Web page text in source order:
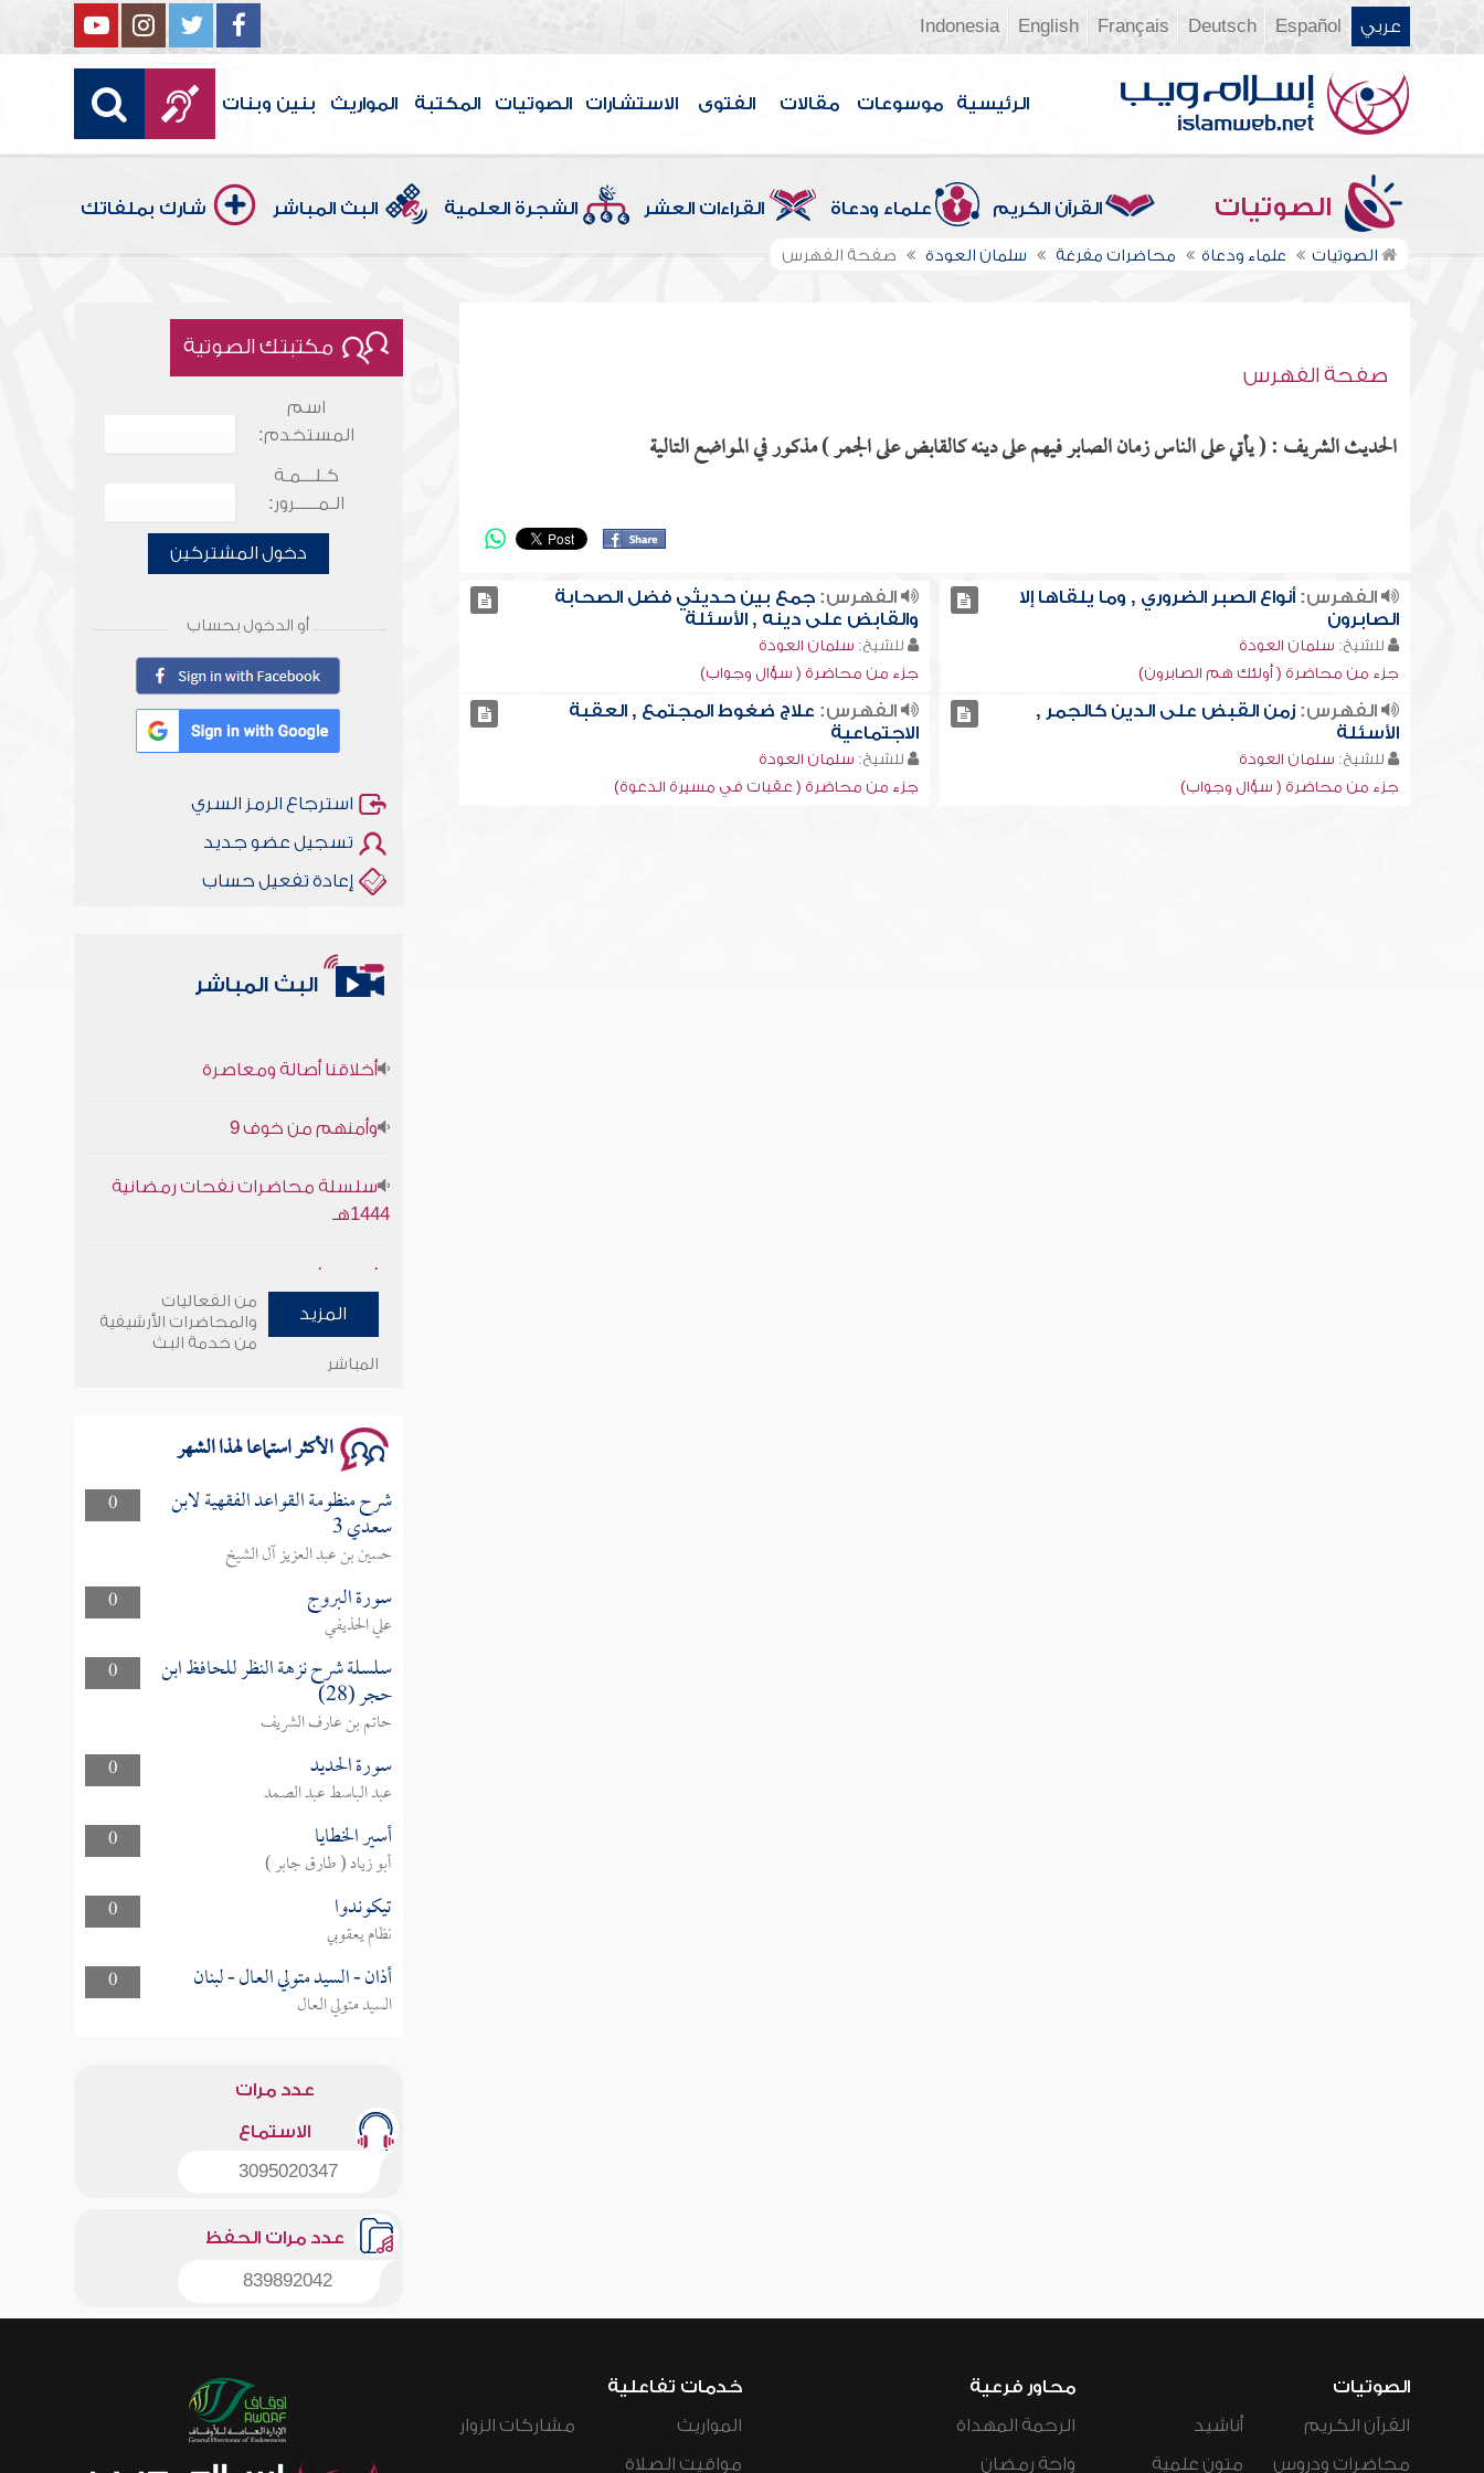
عربي Español
Deutsch
Français
English
Indonesia
الرئيسية موسوعات مقالات الفتوى الاستشارات الصوتيات المكتبة المواريث بنين وبنات
الصوتيات القرآن الكريم علماء ودعاة القراءات العشر الشجرة العلمية البث المباشر شارك بملفاتك
الصوتيات علماء ودعاة محاضرات مفرغة سلمان العودة صفحة الفهرس
صفحة الفهرس
الحديث الشريف : ( يأتي على الناس زمان الصابر فيهم على دينه كالقابض على الجمر ) مذكور في المواضع التالية
الفهرس:أنواع الصبر الضروري , وما يلقاها إلا
الصابرون
للشيخ: سلمان العودة
جزء من محاضرة ( أولئك هم الصابرون)
الفهرس: جمع بين حديثي فضل الصحابة
والقابض على دينه , الأسئلة
للشيخ: سلمان العودة
جزء من محاضرة ( سؤال وجواب)
الفهرس:زمن القبض على الدين كالجمر ,
الأسئلة
للشيخ: سلمان العودة
جزء من محاضرة ( سؤال وجواب)
الفهرس: علاج ضغوط المجتمع , العقبة
الاجتماعية
للشيخ: سلمان العودة
جزء من محاضرة ( عقبات في مسيرة الدعوة)
مكتبتك الصوتية
اسم
المستخدم:
كـلـــمـة
الـمـــــرور:
دخول المشتركين
أو الدخول بحساب
استرجاع الرمز السري
تسجيل عضو جديد
إعادة تفعيل حساب
البث المباشر
1444هـ
وأمنهم من خوف 9
سلسلة محاضرات نفحات رمضانية
المزيد
من الفعاليات
والمحاضرات الأرشيفية
من خدمة البث
المباشر
الأكثر استماعا لهذا الشهر
0 شرح منظومة القواعد الفقهية لابن
سعدي 3
حسين بن عبد العزيز آل الشيخ
0
سورة البروج
علي الحذيفي
0
سلسلة شرح نزهة النظر للحافظ ابن
حجر (28)
حاتم بن عارف الشريف
0
سورة الحديد
عبد الباسط عبد الصمد
0
أسير الخطايا
أبو زياد ( طارق جابر )
0
تيكوندوا
نظام يعقوبي
0
أذان - السيد متولي العال - لبنان
السيد متولي العال
عدد مرات
الاستماع
3095020347
عدد مرات الحفظ
839892042
الصوتيات
القرآن الكريم
محاضرات ودروس
أناشيد
متون علمية
محاور فرعية
الرحمة المهداة
واحة رمضان
خدمات تفاعلية
المواريث
مواقيت الصلاة
مشاركات الزوار